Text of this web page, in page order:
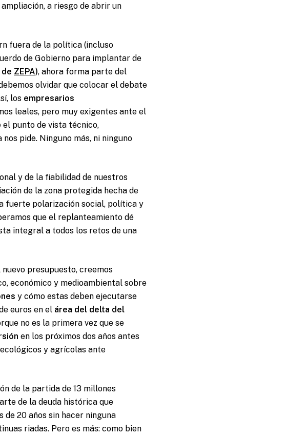
a riesgo de abrir un
fuera de la política (incluso
de Gobierno para implantar de
ZEPA), ahora forma parte del
olvidar que colocar el debate
los empresarios
leales, pero muy exigentes ante el
el punto de vista técnico,
pide. Ninguno más, ni ninguno
y de la fiabilidad de nuestros
de la zona protegida hecha de
fuerte polarización social, política y
que el replanteamiento dé
integral a todos los retos de una
presupuesto, creemos
económico y medioambiental sobre
y cómo estas deben ejecutarse
euros en el área del delta del
no es la primera vez que se
en los próximos dos años antes
y agrícolas ante
de la partida de 13 millones
de la deuda histórica que
20 años sin hacer ninguna
riadas. Pero es más: como bien